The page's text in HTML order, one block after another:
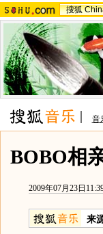
搜狐
音
BOBO相
2009年07月23日
来